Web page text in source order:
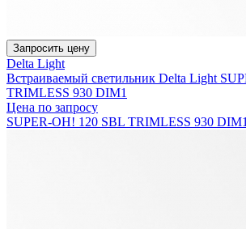
Запросить цену
Delta Light
Встраиваемый светильник Delta Light
TRIMLESS 930 DIM1
Цена по запросу
SUPER-OH! 120 SBL TRIMLESS 930 DIM1